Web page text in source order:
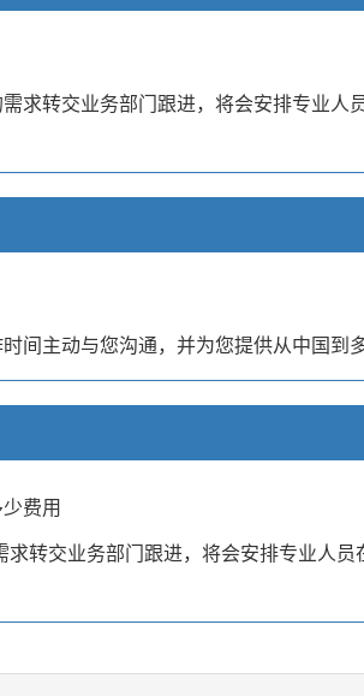
转交业务部门跟进，将会安排专业人
主动与您沟通，并为您提供从中国到
费用
转交业务部门跟进，将会安排专业人